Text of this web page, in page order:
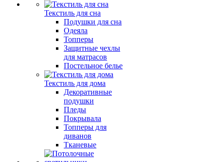
Текстиль для сна
Подушки для сна
Одеяла
Топперы
Защитные чехлы
для матрасов
Постельное белье
Текстиль для дома
Декоративные
подушки
Пледы
Покрывала
Топперы для
диванов
Тканевые